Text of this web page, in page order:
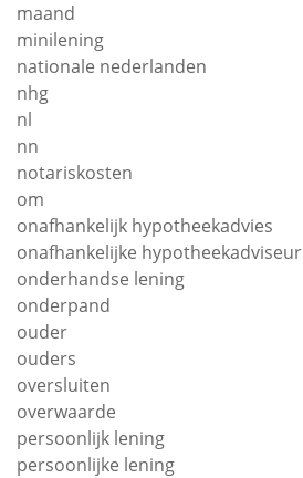
maand
minilening
nationale nederlanden
nhg
nl
nn
notariskosten
om
onafhankelijk hypotheekadvies
onafhankelijke hypotheekadviseur
onderhandse lening
onderpand
ouder
ouders
oversluiten
overwaarde
persoonlijk lening
persoonlijke lening